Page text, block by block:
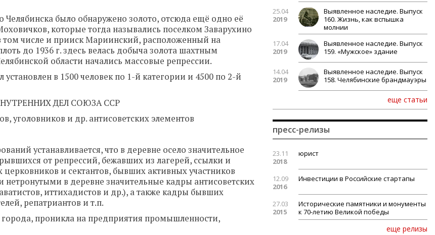
было обнаружено золото, отсюда ещё одно её
которые тогда назывались поселком Заварухино
том числе и прииск Мариинский, расположенный на
до 1936 г. здесь велась добыча золота шахтным
области начались массовые репрессии.
в 1500 человек по 1-й категории и 4500 по 2-й
ДЕЛ СОЮЗА ССР
уголовников и др. антисоветских элементов
устанавливается, что в деревне осело значительное
от репрессий, бежавших из лагерей, ссылки и
и сектантов, бывших активных участников
в деревне значительные кадры антисоветских
иттихадистов и др.), а также кадры бывших
репатриантов и т.п.
проникла на предприятия промышленности,
25.04
2019
Выявленное наследие. Выпуск
160. Жизнь, как вспышка
молнии
17.04
2019
Выявленное наследие. Выпуск
159. «Мужское» здание
14.04
2019
Выявленное наследие. Выпуск
158. Челябинские брандмауэры
еще статьи
пресс-релизы
23.11
2018
юрист
12.09
2016
Инвестиции в Российские стартапы
27.03
2015
Исторические памятники и монументы
к 70-летию Великой победы
еще релизы